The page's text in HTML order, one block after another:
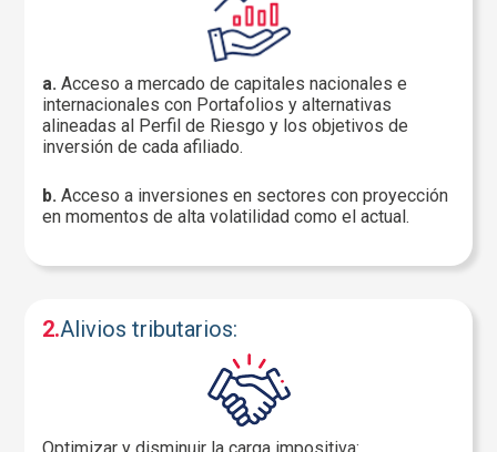
a. Acceso a mercado de capitales nacionales e
internacionales con Portafolios y alternativas
alineadas al Perfil de Riesgo y los objetivos de
inversión de cada afiliado.
b. Acceso a inversiones en sectores con proyección
en momentos de alta volatilidad como el actual.
2.Alivios tributarios: